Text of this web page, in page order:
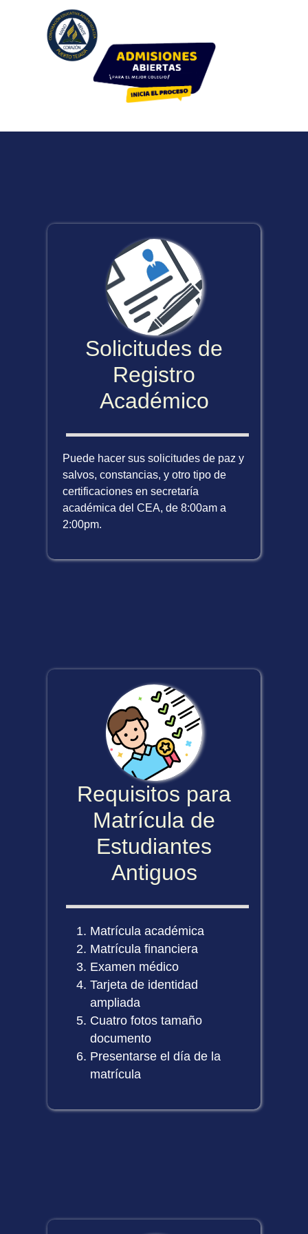
Solicitudes de
Registro
Académico
Puede hacer sus solicitudes de paz y
salvos, constancias, y otro tipo de
certificaciones en secretaría
académica del CEA, de 8:00am a
2:00pm.
Requisitos para
Matrícula de
Estudiantes
Antiguos
Matrícula académica
Matrícula financiera
Examen médico
Tarjeta de identidad
ampliada
Cuatro fotos tamaño
documento
Presentarse el día de la
matrícula